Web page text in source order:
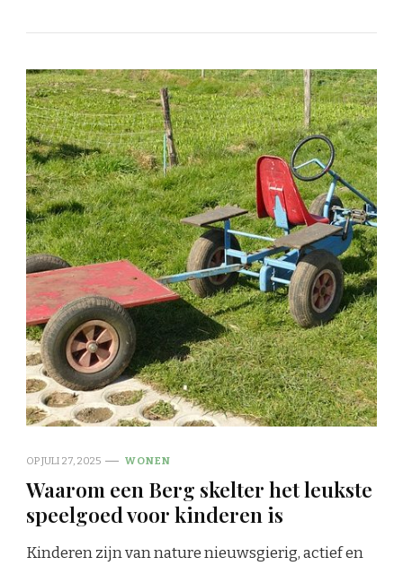
OPJULI 27, 2025 WONEN
Waarom een Berg skelter het leukste
speelgoed voor kinderen is
Kinderen zijn van nature nieuwsgierig, actief en